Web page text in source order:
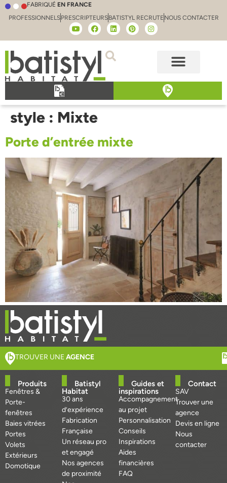
FABRIQUÉ EN FRANCE
PROFESSIONNELSPRESCRIPTEURSBATISTYL RECRUTE NOUS CONTACTER
style : Mixte
Porte d’entrée mixte
TROUVER UNEAGENCE
Produits
Fenêtres &
Porte-
fenêtres
Baies vitrées
Portes
Volets
Extérieurs
Domotique
Batistyl
Habitat
30 ans
d’expérience
Fabrication
Française
Un réseau pro
et engagé
Nos agences
de proximité
Guides et
inspirations
Accompagnement
au projet
Personnalisation
Conseils
Inspirations
Aides
financières
FAQ
Contact
SAV
Trouver une
agence
Devis en ligne
Nous
contacter